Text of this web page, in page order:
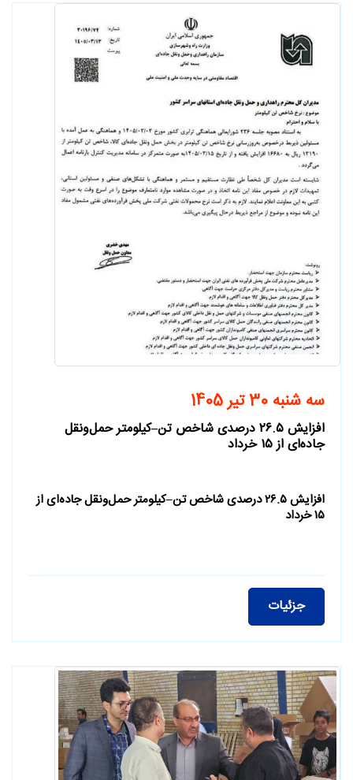
سه شنبه 30 تیر 1405
افزایش ۲۶.۵ درصدی شاخص تن–کیلومتر حمل‌ونقل
جاده‌ای از ۱۵ خرداد
افزایش ۲۶.۵ درصدی شاخص تن–کیلومتر حمل‌ونقل جاده‌ای از
۱۵ خرداد
جزئیات